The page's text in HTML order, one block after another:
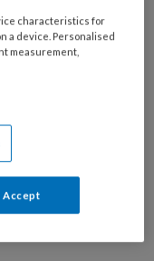
in
Deel dit artikel
characteristics for
a device. Personalised
measurement,
Accept